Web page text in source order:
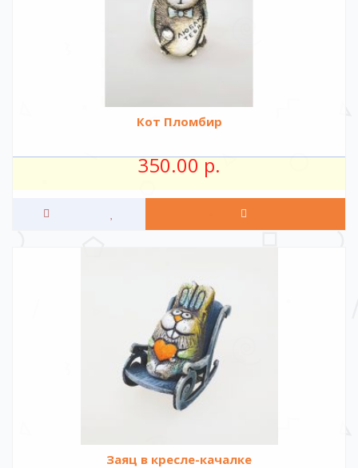
Кот Пломбир
350.00 р.
Заяц в кресле-качалке